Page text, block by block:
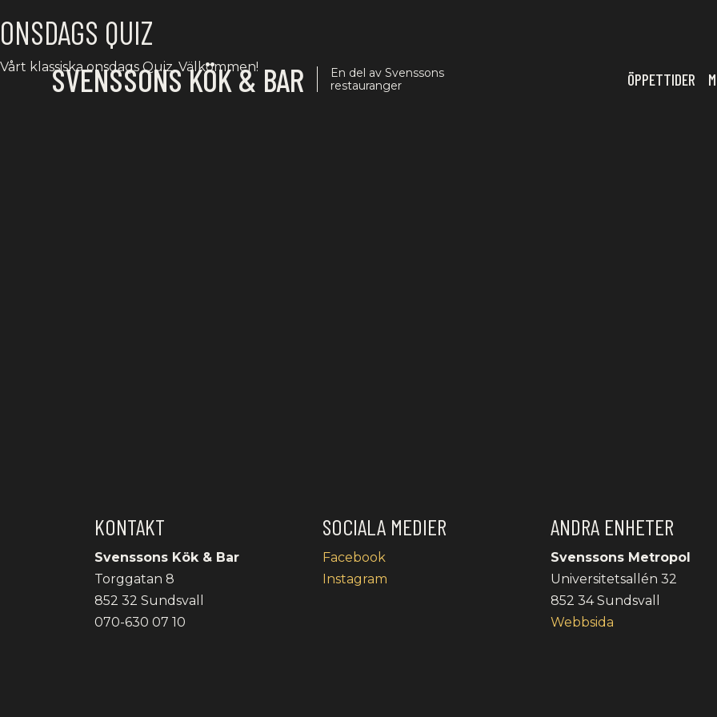
SVENSSONS KÖK & BAR
En del av Svenssons
restauranger
ÖPPETTIDER
ONSDAGS QUIZ
Vårt klassiska onsdags Quiz, Välkommen!
KONTAKT
Svenssons Kök & Bar
Torggatan 8
852 32 Sundsvall
070-630 07 10
SOCIALA MEDIER
Facebook
Instagram
ANDRA ENHETER
Svenssons Metropol
Universitetsallén 32
852 34 Sundsvall
Webbsida